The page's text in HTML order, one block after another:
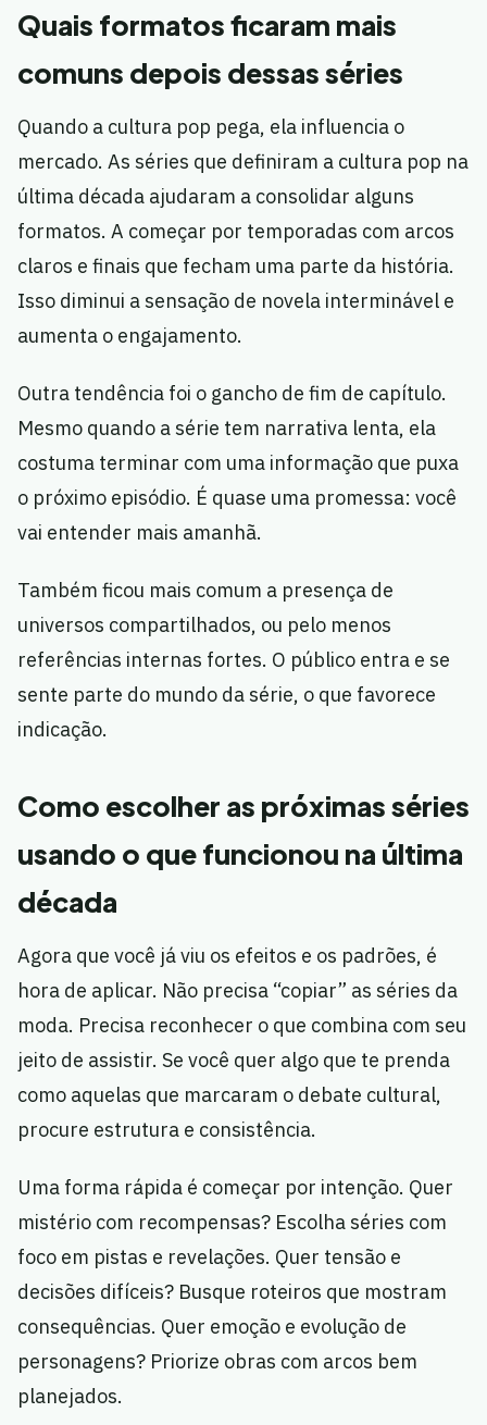
Quais formatos ficaram mais
comuns depois dessas séries
Quando a cultura pop pega, ela influencia o
mercado. As séries que definiram a cultura pop na
última década ajudaram a consolidar alguns
formatos. A começar por temporadas com arcos
claros e finais que fecham uma parte da história.
Isso diminui a sensação de novela interminável e
aumenta o engajamento.
Outra tendência foi o gancho de fim de capítulo.
Mesmo quando a série tem narrativa lenta, ela
costuma terminar com uma informação que puxa
o próximo episódio. É quase uma promessa: você
vai entender mais amanhã.
Também ficou mais comum a presença de
universos compartilhados, ou pelo menos
referências internas fortes. O público entra e se
sente parte do mundo da série, o que favorece
indicação.
Como escolher as próximas séries
usando o que funcionou na última
década
Agora que você já viu os efeitos e os padrões, é
hora de aplicar. Não precisa “copiar” as séries da
moda. Precisa reconhecer o que combina com seu
jeito de assistir. Se você quer algo que te prenda
como aquelas que marcaram o debate cultural,
procure estrutura e consistência.
Uma forma rápida é começar por intenção. Quer
mistério com recompensas? Escolha séries com
foco em pistas e revelações. Quer tensão e
decisões difíceis? Busque roteiros que mostram
consequências. Quer emoção e evolução de
personagens? Priorize obras com arcos bem
planejados.